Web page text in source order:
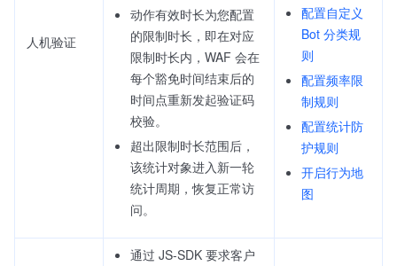
人机验证
动作有效时长为您配置
的限制时长，即在对应
限制时长内，WAF 会在
每个豁免时间结束后的
时间点重新发起验证码
校验。
超出限制时长范围后，
该统计对象进入新一轮
统计周期，恢复正常访
问。
配置自定义
Bot 分类规
则
配置频率限
制规则
配置统计防
护规则
开启行为地
图
通过 JS-SDK 要求客户